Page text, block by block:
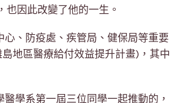
因此改變了他的一生。
、防疫處、疾管局、健保局等重要
地區醫療給付效益提升計畫)，其中
學系第一屆三位同學一起推動的，